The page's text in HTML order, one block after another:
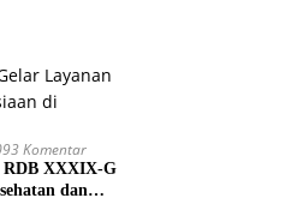
Komentar
RDB XXXIX-G
dan